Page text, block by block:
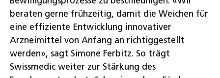
beraten gerne frühzeitig, damit die Weichen für
eine effiziente Entwicklung innovativer
Arzneimittel von Anfang an richtiggestellt
werden», sagt Simone Ferbitz. So trägt
Swissmedic weiter zur Stärkung des